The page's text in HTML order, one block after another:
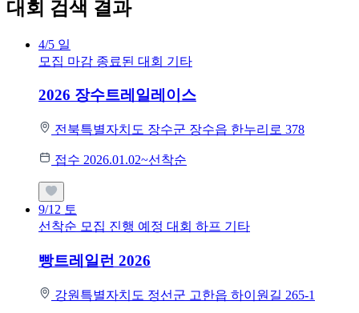
대회 검색 결과
4/5 일
모집 마감 종료된 대회 기타
2026 장수트레일레이스
전북특별자치도 장수군 장수읍 한누리로 378
접수 2026.01.02~선착순
9/12 토
선착순 모집 진행 예정 대회 하프 기타
빵트레일런 2026
강원특별자치도 정선군 고한읍 하이원길 265-1